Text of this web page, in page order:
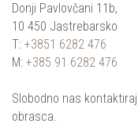
Donji Pavlovčani 11b,
10 450 Jastrebarsko
T: +3851 6282 476
M: +385 91 6282 476
Slobodno nas
obrasca.